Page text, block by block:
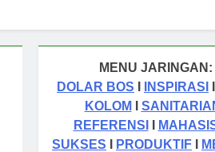
MENU JARINGAN:
DOLAR BOS
INSPIRASI
KOLOM
REFERENSI
SUKSES
PRODUKTIF